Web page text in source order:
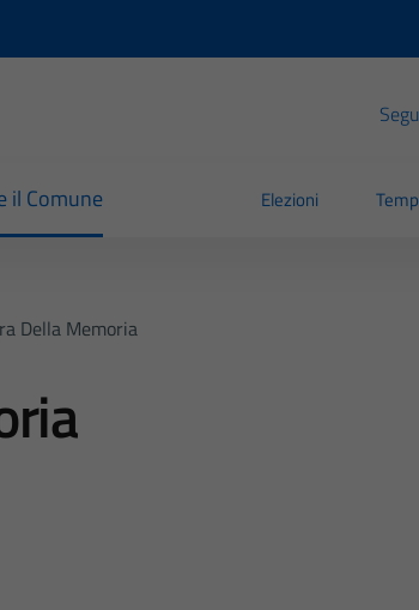
il Comune Elezioni
Della Memoria